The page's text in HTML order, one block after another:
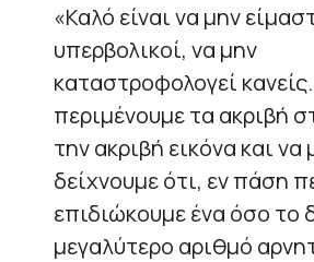
«Καλό είναι να μην
υπερβολικοί, να μην
καταστροφολογεί
περιμένουμε τα ακριβή
την ακριβή εικόνα και να
δείχνουμε ότι, εν πάση
επιδιώκουμε ένα όσο το
μεγαλύτερο αριθμό